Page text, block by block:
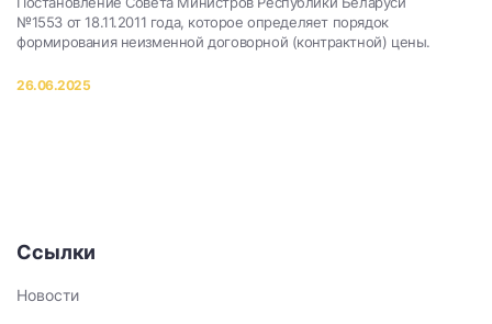
№1553 от 18.11.2011 года, которое определяет порядок
формирования неизменной договорной (контрактной) цены.
26.06.2025
Ссылки
Новости